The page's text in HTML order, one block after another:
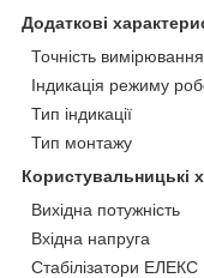
Додаткові
Точність
Індикація режиму
Тип індикації
Тип монтажу
Користувальницькі
Вихідна потужність
Вхідна напруга
Стабілізатори ЕЛЕКС